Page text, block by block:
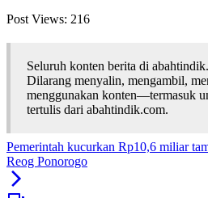
Post Views: 216
Seluruh konten berita di
Dilarang menyalin, mengambil,
menggunakan konten—termasuk
tertulis dari abahtindik.com.
Pemerintah kucurkan Rp10,6 miliar
Reog Ponorogo